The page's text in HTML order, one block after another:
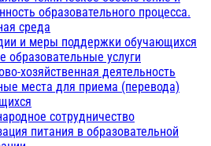
образовательного процесса.
среда
и меры поддержки обучающихся
образовательные услуги
хозяйственная деятельность
места для приема (перевода)
сотрудничество
питания в образовательной